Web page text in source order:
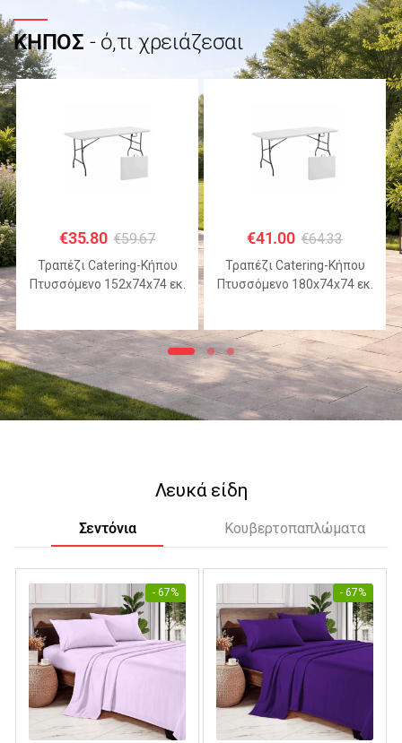
ΚΗΠΟΣ - ό,τι χρειάζεσαι
€35.80 €59.67
Τραπέζι Catering-Κήπου
Πτυσσόμενο 152x74x74 εκ.
€41.00 €64.33
Τραπέζι Catering-Κήπου
Πτυσσόμενο 180x74x74 εκ.
Λευκά είδη
Σεντόνια Κουβερτοπαπλώματα
- 67% - 67%